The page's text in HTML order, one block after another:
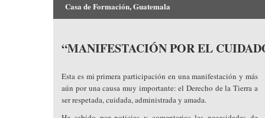
Casa de Formación, Guatemala
“MANIFESTACIÓN POR EL
Esta es mi primera participación en una manifestación y más
aún por una causa muy importante: el Derecho de la Tierra a
ser respetada, cuidada, administrada y amada.